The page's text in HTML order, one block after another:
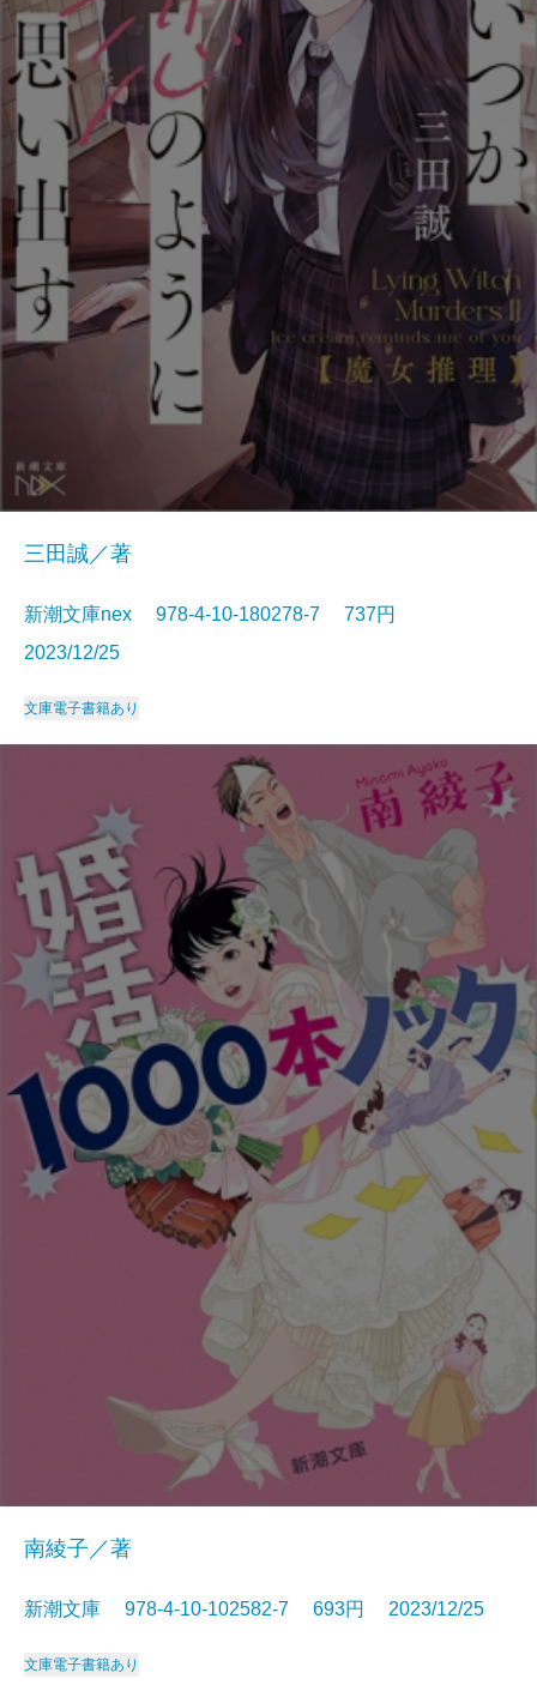
三田誠／著
新潮文庫nex 978-4-10-180278-7 737円
2023/12/25
文庫電子書籍あり
南綾子／著
新潮文庫 978-4-10-102582-7 693円 2023/12/25
文庫電子書籍あり